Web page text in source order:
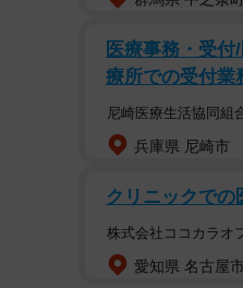
医療事務・受
療所での受付業
尼崎医療生活協同組
兵庫県 尼崎市
クリニックでの
株式会社ココカラオ
愛知県 名古屋市